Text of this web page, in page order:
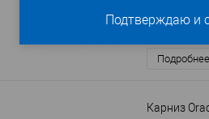
2 336
Подробнее
Карниз
Подтверждаю и